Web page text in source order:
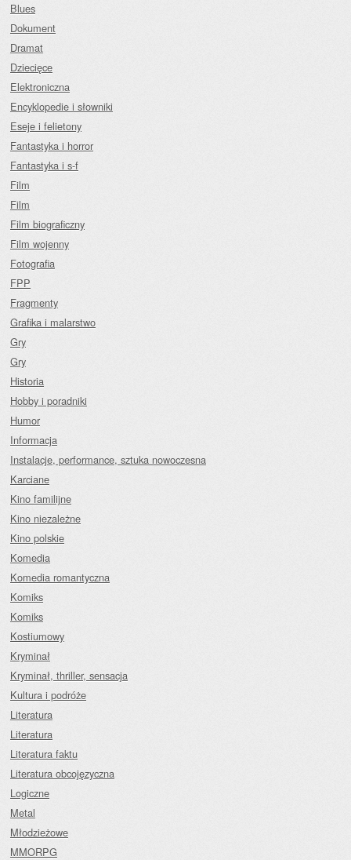
Blues
Dokument
Dramat
Dziecięce
Elektroniczna
Encyklopedie i słowniki
Eseje i felietony
Fantastyka i horror
Fantastyka i s-f
Film
Film
Film biograficzny
Film wojenny
Fotografia
FPP
Fragmenty
Grafika i malarstwo
Gry
Gry
Historia
Hobby i poradniki
Humor
Informacja
Instalacje, performance, sztuka nowoczesna
Karciane
Kino familijne
Kino niezależne
Kino polskie
Komedia
Komedia romantyczna
Komiks
Komiks
Kostiumowy
Kryminał
Kryminał, thriller, sensacja
Kultura i podróże
Literatura
Literatura
Literatura faktu
Literatura obcojęzyczna
Logiczne
Metal
Młodzieżowe
MMORPG